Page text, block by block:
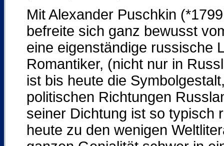
Mit Alexander Puschkin
befreite sich ganz bewusst
eine eigenständige russische
Romantiker, (nicht nur in
ist bis heute die
politischen Richtungen
seiner Dichtung ist so typisch
heute zu den wenigen